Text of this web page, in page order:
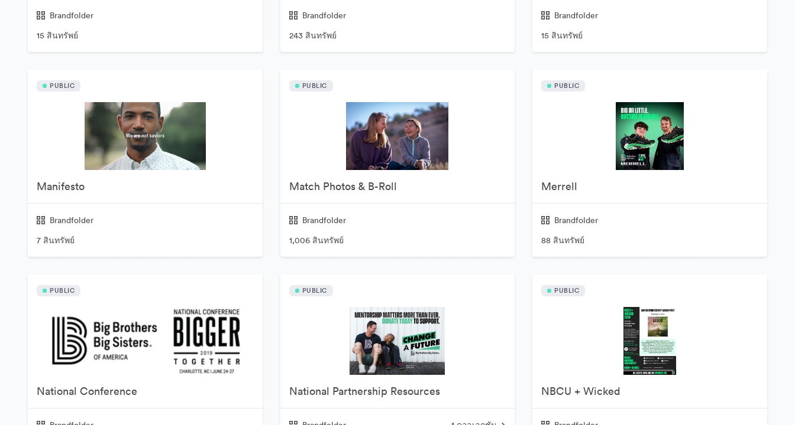
Brandfolder
15 สินทรัพย์
Brandfolder
243 สินทรัพย์
Brandfolder
15 สินทรัพย์
PUBLIC
Manifesto
Brandfolder
7 สินทรัพย์
PUBLIC
Match Photos & B-Roll
Brandfolder
1,006 สินทรัพย์
PUBLIC
Merrell
Brandfolder
88 สินทรัพย์
PUBLIC
National Conference
PUBLIC
National Partnership Resources
PUBLIC
NBCU + Wicked